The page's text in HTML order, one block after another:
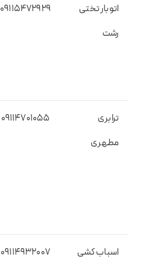
اتوبار تختی
رشت
09115472929
ترابری
مطهری
09114701055
اسباب کشی
09114932007